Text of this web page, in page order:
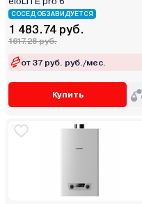
СОСЕД ОБЗАВИДУЕТСЯ
1 483.74 руб.
1617.28 руб.
от 37 руб. руб./мес.
Купить